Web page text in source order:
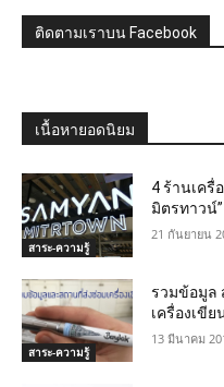
ติดตามเราบน Facebook
เนื้อหายอดนิยม
สาระ-ความรู้
4 ร้านเครื่
มิตรทาวน์
21 กันยายน
สาระ-ความรู้
รวมข้อมูล
เครื่องเขีย
13 มีนาคม